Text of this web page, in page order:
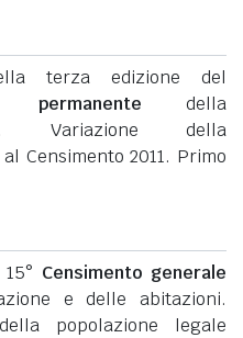
terza edizione del
permanente della
Variazione della
Censimento 2011. Primo
Censimento generale
e delle abitazioni.
popolazione legale